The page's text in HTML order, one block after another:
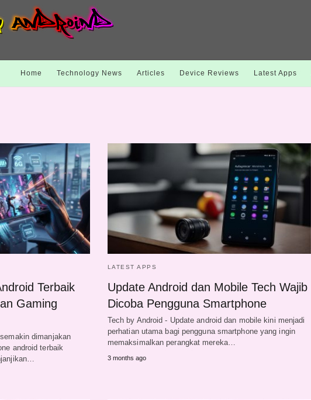
Home Technology News Articles Device Reviews Latest Apps
Terbaik
Gaming
dimanjakan
android terbaik
LATEST APPS
Update Android dan Mobile Tech Wajib
Dicoba Pengguna Smartphone
Tech by Android - Update android dan mobile kini menjadi
perhatian utama bagi pengguna smartphone yang ingin
memaksimalkan perangkat mereka…
3 months ago